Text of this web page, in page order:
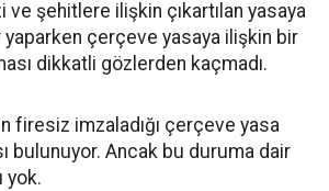
şehitlere ilişkin çıkartılan yasaya
yaparken çerçeve yasaya ilişkin bir
dikkatli gözlerden kaçmadı.
firesiz imzaladığı çerçeve yasa
bulunuyor. Ancak bu duruma dair
yok.